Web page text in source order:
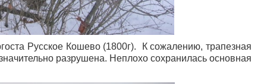
Русское Кошево (1800г). К сожалению, трапезная
разрушена. Неплохо сохранилась основная